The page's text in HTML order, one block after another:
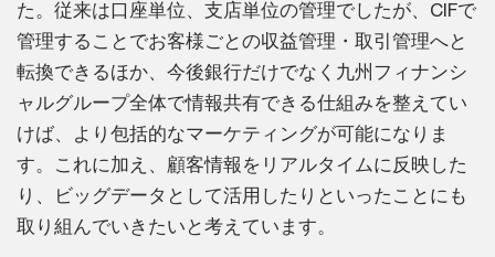
た。従来は口座単位、支店単位の管理でしたが、CIFで
管理することでお客様ごとの収益管理・取引管理へと
転換できるほか、今後銀行だけでなく九州フィナンシ
ャルグループ全体で情報共有できる仕組みを整えてい
けば、より包括的なマーケティングが可能になりま
す。これに加え、顧客情報をリアルタイムに反映した
り、ビッグデータとして活用したりといったことにも
取り組んでいきたいと考えています。